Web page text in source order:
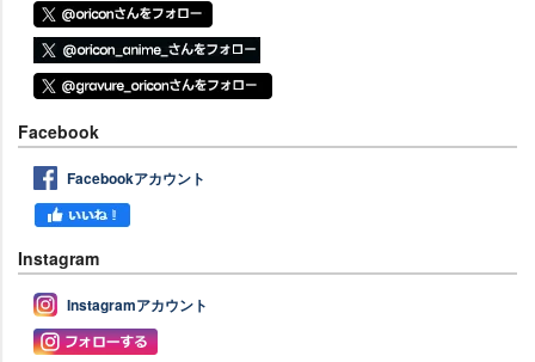
Facebook
Facebookアカウント
Instagram
Instagramアカウント